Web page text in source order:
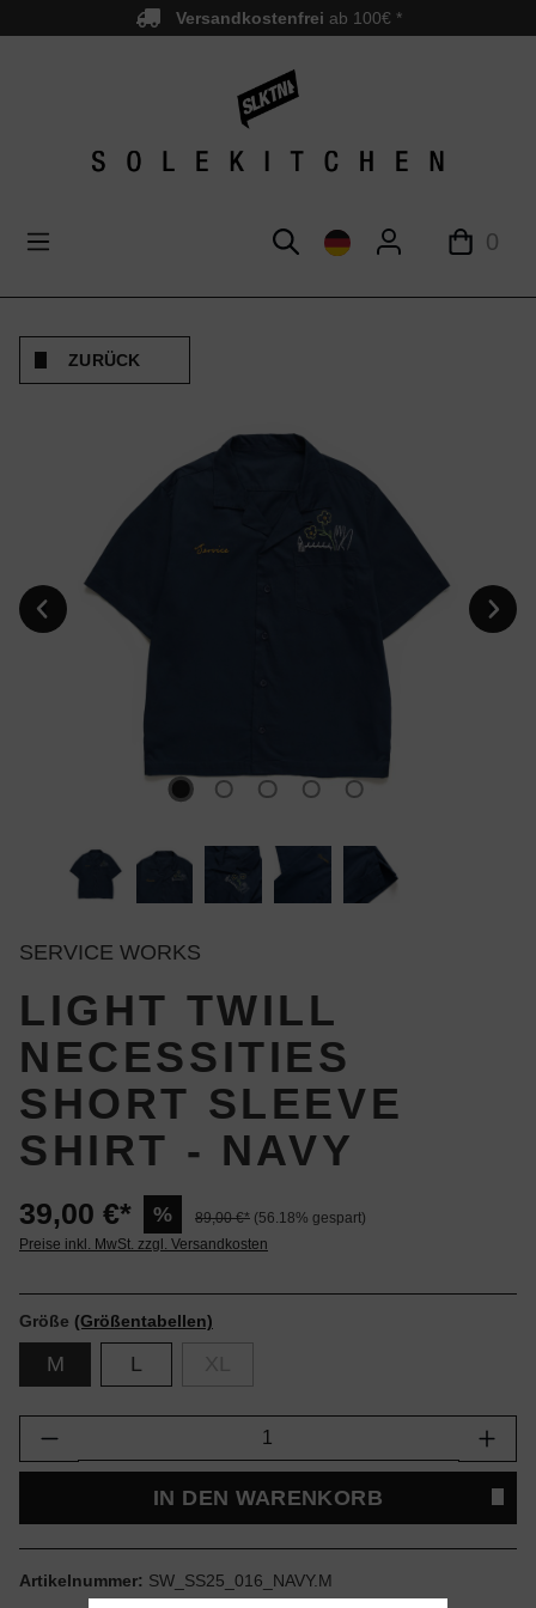
springen Versandkostenfrei ab 100€ *
0
ZURÜCK
SERVICE WORKS
LIGHT TWILL
NECESSITIES
SHORT SLEEVE
SHIRT - NAVY
39,00 €* % 89,00 €* (56.18% gespart)
Preise inkl. MwSt. zzgl. Versandkosten
Größe (Größentabellen)
M L
Produkt Anzahl: Gib den gewünschten
IN DEN WARENKORB
Artikelnummer: SW_SS25_016_NAVY.M